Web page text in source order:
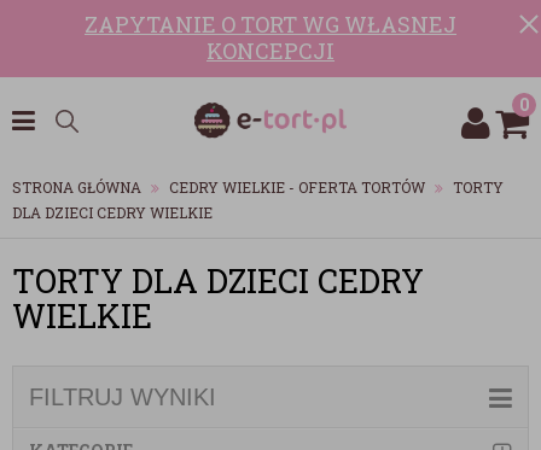
ZAPYTANIE O TORT WG WŁASNEJ
KONCEPCJI
0
STRONA GŁÓWNA CEDRY WIELKIE - OFERTA TORTÓW
TORTY
DLA DZIECI CEDRY WIELKIE
TORTY DLA DZIECI CEDRY
WIELKIE
FILTRUJ WYNIKI